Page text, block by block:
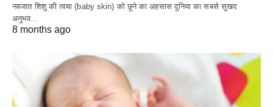
नवजात शिशु की त्वचा (baby skin) को छूने का अहसास दुनिया का सबसे सुखद
अनुभव…
8 months ago